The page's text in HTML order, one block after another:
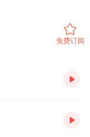
免费订阅